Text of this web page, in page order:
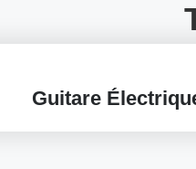
Guitare